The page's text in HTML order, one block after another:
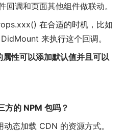
回调和页面其他组件做联动。
在合适的时机，比如
来执行这个回调。
性可以添加默认值并且可以
方的 NPM 包吗？
态加载 CDN 的资源方式。